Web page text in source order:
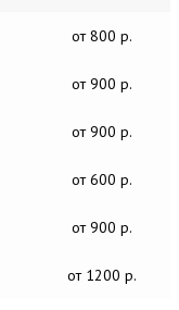
от 800 р.
от 900 р.
от 900 р.
от 600 р.
от 900 р.
от 1200 р.